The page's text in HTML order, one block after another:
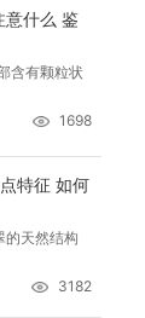
意什么 鉴
含有颗粒状
1698
特征 如何
天然结构
3182